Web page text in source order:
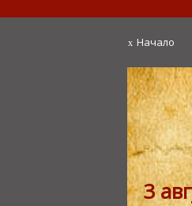
x Начало
3